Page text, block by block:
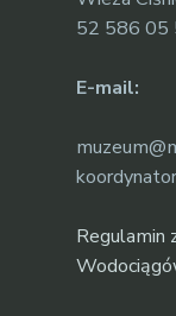
52 586 05
E-mail:
Regulamin